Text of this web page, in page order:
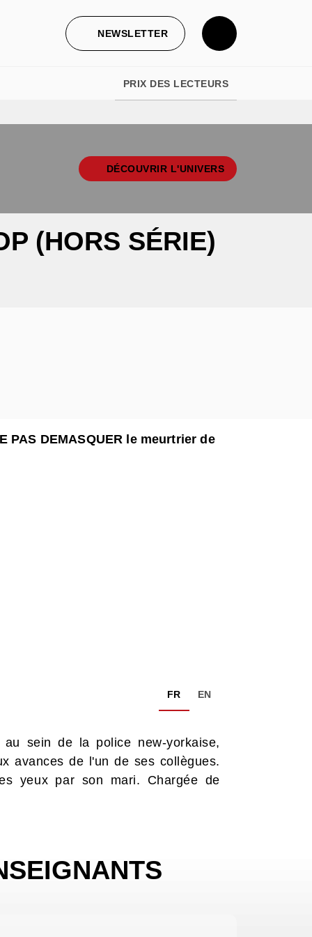
NEWSLETTER
PRIX DES LECTEURS
DÉCOUVRIR L'UNIVERS
(HORS SÉRIE)
PAS DEMASQUER le meurtrier de
FR EN
sein de la police new-yorkaise,
avances de l'un de ses collègues.
yeux par son mari. Chargée de